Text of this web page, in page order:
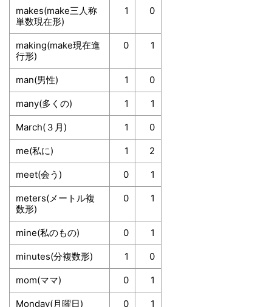
makes(make三人称
単数現在形)
1 0
making(make現在進
行形)
0 1
man(男性) 1 0
many(多くの) 1 1
March(３月) 1 0
me(私に) 1 2
meet(会う) 0 1
meters(メートル複
数形)
0 1
mine(私のもの) 0 1
minutes(分複数形) 1 0
mom(ママ) 0 1
Monday(月曜日) 0 1